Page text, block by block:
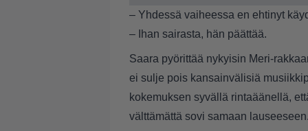
– Yhdessä vaiheessa en ehtinyt
– Ihan sairasta, hän päättää.
Saara pyörittää nykyisin Meri-
ei sulje pois kansainvälisiä
kokemuksen syvällä rintaäänellä,
välttämättä sovi samaan lauseeseen.